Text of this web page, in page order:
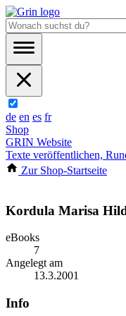
de en es fr
Shop
GRIN Website
Texte veröffentlichen,
Zur Shop-Startseite
Kordula Marisa
eBooks
7
Angelegt am
13.3.2001
Info